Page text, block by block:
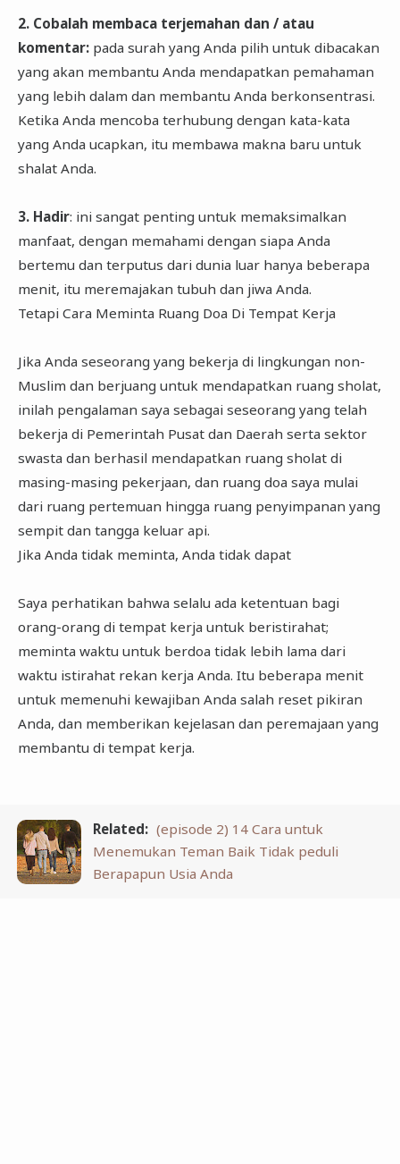
2. Cobalah membaca terjemahan dan / atau
komentar: pada surah yang Anda pilih untuk dibacakan
yang akan membantu Anda mendapatkan pemahaman
yang lebih dalam dan membantu Anda berkonsentrasi.
Ketika Anda mencoba terhubung dengan kata-kata
yang Anda ucapkan, itu membawa makna baru untuk
shalat Anda.
3. Hadir: ini sangat penting untuk memaksimalkan
manfaat, dengan memahami dengan siapa Anda
bertemu dan terputus dari dunia luar hanya beberapa
menit, itu meremajakan tubuh dan jiwa Anda.
Tetapi Cara Meminta Ruang Doa Di Tempat Kerja
Jika Anda seseorang yang bekerja di lingkungan non-
Muslim dan berjuang untuk mendapatkan ruang sholat,
inilah pengalaman saya sebagai seseorang yang telah
bekerja di Pemerintah Pusat dan Daerah serta sektor
swasta dan berhasil mendapatkan ruang sholat di
masing-masing pekerjaan, dan ruang doa saya mulai
dari ruang pertemuan hingga ruang penyimpanan yang
sempit dan tangga keluar api.
Jika Anda tidak meminta, Anda tidak dapat
Saya perhatikan bahwa selalu ada ketentuan bagi
orang-orang di tempat kerja untuk beristirahat;
meminta waktu untuk berdoa tidak lebih lama dari
waktu istirahat rekan kerja Anda. Itu beberapa menit
untuk memenuhi kewajiban Anda salah reset pikiran
Anda, dan memberikan kejelasan dan peremajaan yang
membantu di tempat kerja.
Related: (episode 2) 14 Cara untuk
Menemukan Teman Baik Tidak peduli
Berapapun Usia Anda